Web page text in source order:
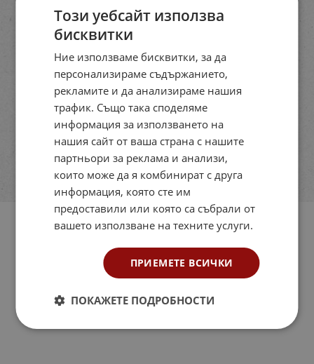
Този уебсайт използва
бисквитки
Ние използваме бисквитки, за да
персонализираме съдържанието,
рекламите и да анализираме нашия
трафик. Също така споделяме
информация за използването на
нашия сайт от ваша страна с нашите
партньори за реклама и анализи,
които може да я комбинират с друга
информация, която сте им
предоставили или която са събрали от
вашето използване на техните услуги.
ПРИЕМЕТЕ ВСИЧКИ
ПОКАЖЕТЕ ПОДРОБНОСТИ